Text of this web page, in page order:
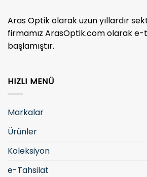
Aras Optik olarak uzun yıllardır
firmamız ArasOptik.com olarak
başlamıştır.
HIZLI MENÜ
Markalar
Ürünler
Koleksiyon
e-Tahsilat